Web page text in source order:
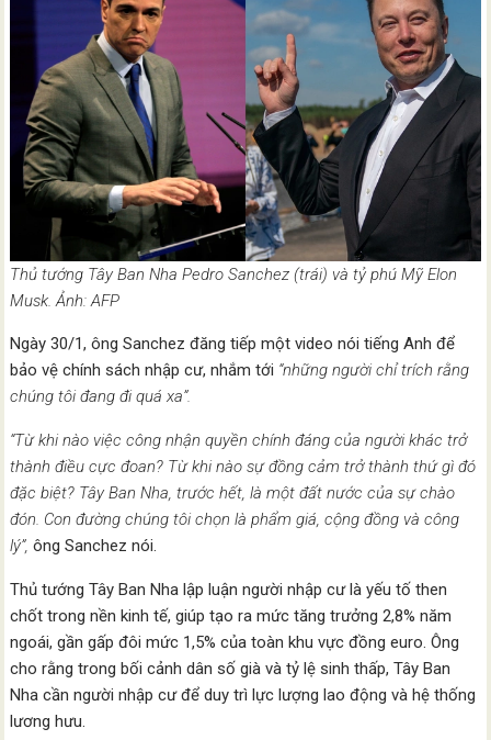
Thủ tướng Tây Ban Nha Pedro Sanchez (trái) và tỷ phú Mỹ Elon
Musk. Ảnh: AFP
Ngày 30/1, ông Sanchez đăng tiếp một video nói tiếng Anh để
bảo vệ chính sách nhập cư, nhắm tới “những người chỉ trích rằng
chúng tôi đang đi quá xa”.
“Từ khi nào việc công nhận quyền chính đáng của người khác trở
thành điều cực đoan? Từ khi nào sự đồng cảm trở thành thứ gì đó
đặc biệt? Tây Ban Nha, trước hết, là một đất nước của sự chào
đón. Con đường chúng tôi chọn là phẩm giá, cộng đồng và công
lý”,ông Sanchez nói.
Thủ tướng Tây Ban Nha lập luận người nhập cư là yếu tố then
chốt trong nền kinh tế, giúp tạo ra mức tăng trưởng 2,8% năm
ngoái, gần gấp đôi mức 1,5% của toàn khu vực đồng euro. Ông
cho rằng trong bối cảnh dân số già và tỷ lệ sinh thấp, Tây Ban
Nha cần người nhập cư để duy trì lực lượng lao động và hệ thống
lương hưu.